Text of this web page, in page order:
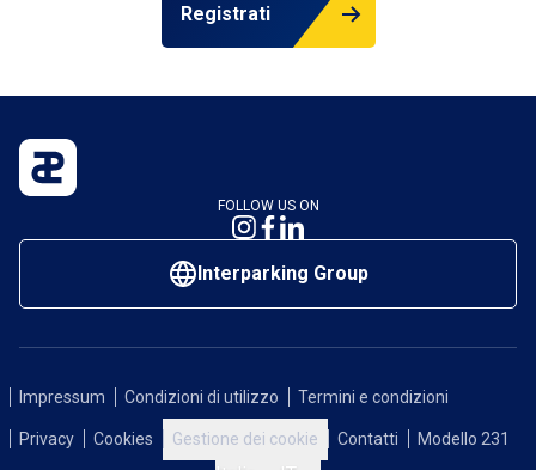
Registrati
FOLLOW US ON
Interparking Group
Impressum Condizioni di utilizzo Termini e condizioni
Privacy Cookies Gestione dei cookie Contatti Modello 231